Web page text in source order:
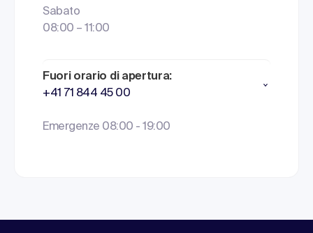
Sabato
08:00 – 11:00
Fuori orario di apertura:
+41 71 844 45 00
Emergenze 08:00 - 19:00